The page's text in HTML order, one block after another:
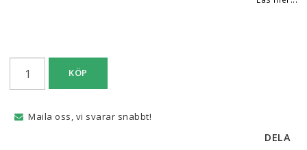
KÖP
Maila oss, vi svarar snabbt!
DELA